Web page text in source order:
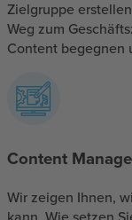
Zielgruppe
Weg zum
Content begegnen
Content
Wir zeigen Ihnen,